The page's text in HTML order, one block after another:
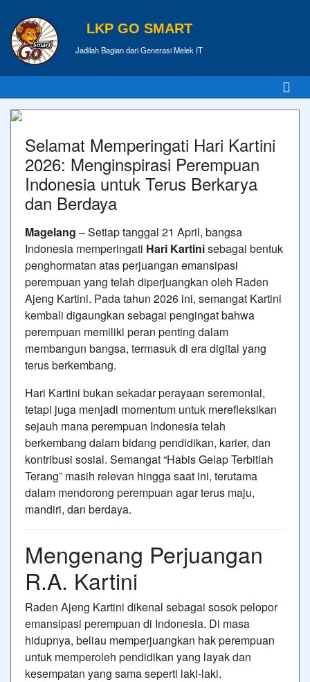
LKP GO SMART
Jadilah Bagian dari Generasi Melek IT
Selamat Memperingati Hari Kartini
2026: Menginspirasi Perempuan
Indonesia untuk Terus Berkarya
dan Berdaya
Magelang – Setiap tanggal 21 April, bangsa
Indonesia memperingati Hari Kartinisebagai bentuk
penghormatan atas perjuangan emansipasi
perempuan yang telah diperjuangkan oleh Raden
Ajeng Kartini. Pada tahun 2026 ini, semangat Kartini
kembali digaungkan sebagai pengingat bahwa
perempuan memiliki peran penting dalam
membangun bangsa, termasuk di era digital yang
terus berkembang.
Hari Kartini bukan sekadar perayaan seremonial,
tetapi juga menjadi momentum untuk merefleksikan
sejauh mana perempuan Indonesia telah
berkembang dalam bidang pendidikan, karier, dan
kontribusi sosial. Semangat “Habis Gelap Terbitlah
Terang” masih relevan hingga saat ini, terutama
dalam mendorong perempuan agar terus maju,
mandiri, dan berdaya.
Mengenang Perjuangan
R.A. Kartini
Raden Ajeng Kartini dikenal sebagai sosok pelopor
emansipasi perempuan di Indonesia. Di masa
hidupnya, beliau memperjuangkan hak perempuan
untuk memperoleh pendidikan yang layak dan
kesempatan yang sama seperti laki-laki.